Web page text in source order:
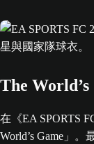
The World’s
在《EA SPORTS
World’s Game」